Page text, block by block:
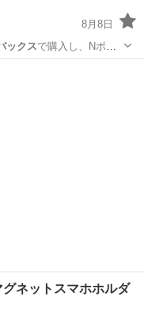
8月8日
ックスで購入し、Nボッ
ネットスマホホルダ